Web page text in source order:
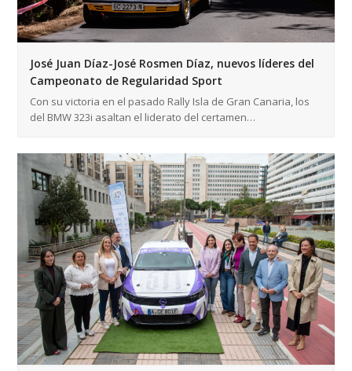
José Juan Díaz-José Rosmen Díaz, nuevos líderes del
Campeonato de Regularidad Sport
Con su victoria en el pasado Rally Isla de Gran Canaria, los
del BMW 323i asaltan el liderato del certamen…